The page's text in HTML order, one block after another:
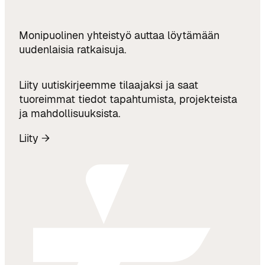
Monipuolinen yhteistyö auttaa löytämään
uudenlaisia ratkaisuja.
Liity uutiskirjeemme tilaajaksi ja saat
tuoreimmat tiedot tapahtumista, projekteista
ja mahdollisuuksista.
Liity →